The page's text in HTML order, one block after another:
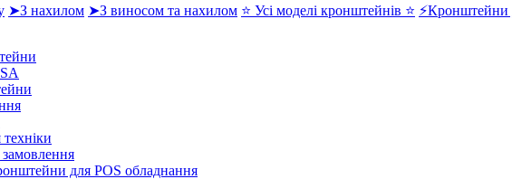
➤З нахилом ➤З виносом та нахилом ⭐ Усі моделі кронштейнів ⭐ ⚡Кронштейни
для POS обладнання